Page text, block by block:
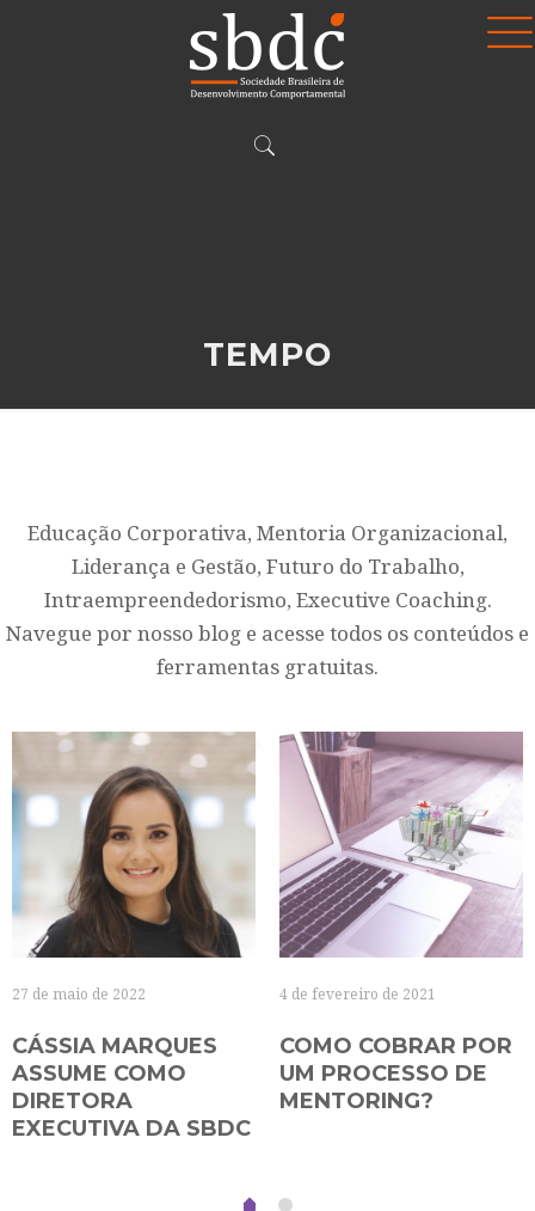
TEMPO
Educação Corporativa, Mentoria Organizacional,
Liderança e Gestão, Futuro do Trabalho,
Intraempreendedorismo, Executive Coaching.
Navegue por nosso blog e acesse todos os conteúdos e
ferramentas gratuitas.
27 de maio de 2022
CÁSSIA MARQUES
ASSUME COMO
DIRETORA
EXECUTIVA DA SBDC
4 de fevereiro de 2021
COMO COBRAR POR
UM PROCESSO DE
MENTORING?